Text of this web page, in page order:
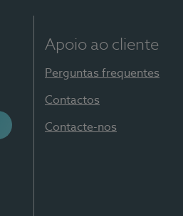
Apoio ao cliente
Perguntas frequentes
Contactos
Contacte-nos